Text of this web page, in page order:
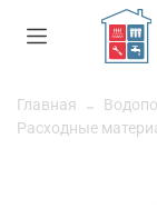
Главная
Расходные